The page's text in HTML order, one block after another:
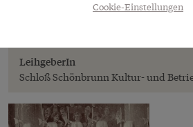
LeihgeberIn
Schloß Schönbrunn Kultur- und
Cookie-Einstellungen